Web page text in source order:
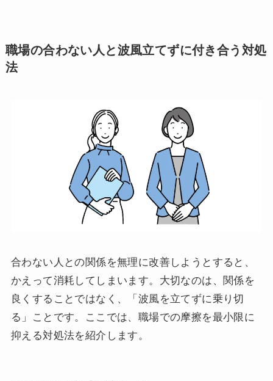
職場の合わない人と波風立てずに付き合う対処
法
合わない人との関係を無理に改善しようとすると、
かえって消耗してしまいます。大切なのは、関係を
良くすることではなく、「波風を立てずに乗り切
る」ことです。ここでは、職場での摩擦を最小限に
抑える対処法を紹介します。